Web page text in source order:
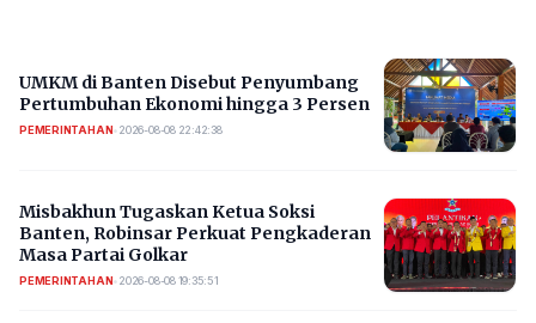
UMKM di Banten Disebut Penyumbang
Pertumbuhan Ekonomi hingga 3 Persen
PEMERINTAHAN• 2026-08-08 22:42:38
Misbakhun Tugaskan Ketua Soksi
Banten, Robinsar Perkuat Pengkaderan
Masa Partai Golkar
PEMERINTAHAN• 2026-08-08 19:35:51